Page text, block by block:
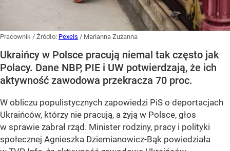
Pracownik / Źródło: Pexels / Marianna Zuzanna
Ukraińcy w Polsce pracują niemal tak często jak
Polacy. Dane NBP, PIE i UW potwierdzają, że ich
aktywność zawodowa przekracza 70 proc.
W obliczu populistycznych zapowiedzi PiS o deportacjach
Ukraińców, którzy nie pracują, a żyją w Polsce, głos
w sprawie zabrał rząd. Minister rodziny, pracy i polityki
społecznej Agnieszka Dziemianowicz-Bąk powiedziała